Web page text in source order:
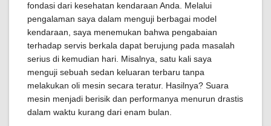
fondasi dari kesehatan kendaraan Anda. Melalui
pengalaman saya dalam menguji berbagai model
kendaraan, saya menemukan bahwa pengabaian
terhadap servis berkala dapat berujung pada masalah
serius di kemudian hari. Misalnya, satu kali saya
menguji sebuah sedan keluaran terbaru tanpa
melakukan oli mesin secara teratur. Hasilnya? Suara
mesin menjadi berisik dan performanya menurun drastis
dalam waktu kurang dari enam bulan.